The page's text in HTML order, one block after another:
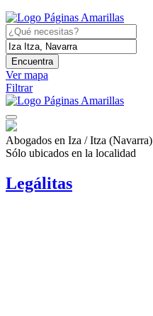
Encuentra
Ver mapa
Filtrar
Abogados en Iza / Itza (Navarra)
Sólo ubicados en la localidad
Legálitas